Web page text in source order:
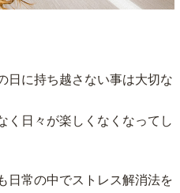
日に持ち越さない事は大切な
く日々が楽しくなくなってし
日常の中でストレス解消法を